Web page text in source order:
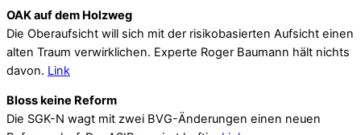
OAK auf dem Holzweg
Die Oberaufsicht will sich mit der risikobasierten Aufsicht einen
alten Traum verwirklichen. Experte Roger Baumann hält nichts
davon. Link
Bloss keine Reform
Die SGK-N wagt mit zwei BVG-Änderungen einen neuen